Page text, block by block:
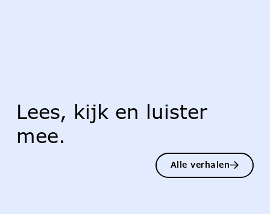
Lees, kijk en luister
mee.
Alle verhalen